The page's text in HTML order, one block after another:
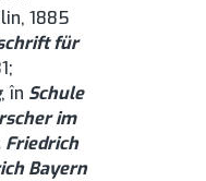
1885
für
, în Schule
im
Friedrich
Bayern